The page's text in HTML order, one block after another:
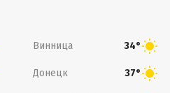
Винница 34°
Донецк 37°